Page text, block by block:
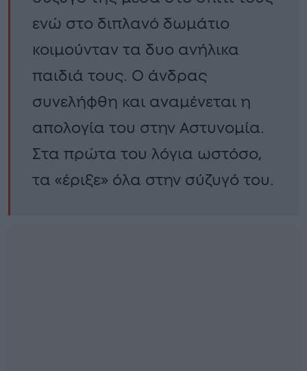
ενώ στο διπλανό δωμάτιο
κοιμούνταν τα δυο ανήλικα
παιδιά τους. Ο άνδρας
συνελήφθη και αναμένεται η
απολογία του στην Αστυνομία.
Στα πρώτα του λόγια ωστόσο,
τα «έριξε» όλα στην σύζυγό του.